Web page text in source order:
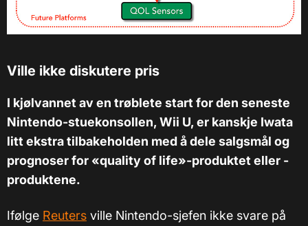
Ville ikke diskutere pris
I kjølvannet av en trøblete start for den seneste
Nintendo-stuekonsollen, Wii U, er kanskje Iwata
litt ekstra tilbakeholden med å dele salgsmål og
prognoser for «quality of life»-produktet eller -
produktene.
Ifølge Reuters ville Nintendo-sjefen ikke svare på